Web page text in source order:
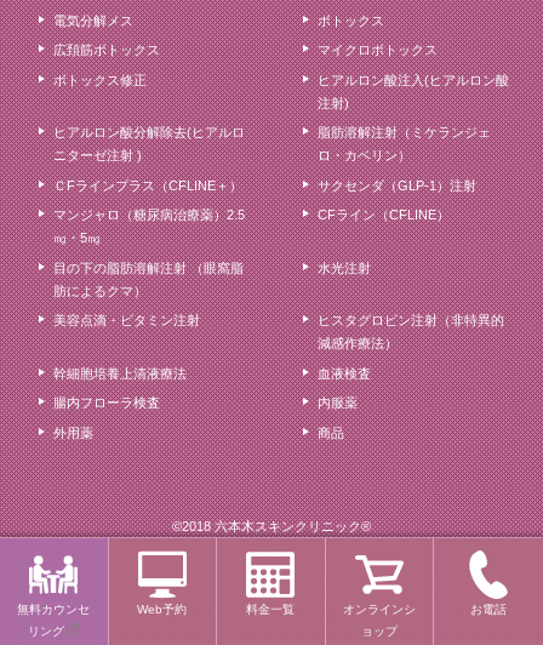
電気分解メス ボトックス
広頚筋ボトックス マイクロボトックス
ボトックス修正
ヒアルロン酸注入(ヒアルロン酸
注射)
ヒアルロン酸分解除去(ヒアルロ
ニターゼ注射 )
脂肪溶解注射（ミケランジェ
ロ・カベリン）
ＣFラインプラス（CFLINE＋） サクセンダ（GLP-1）注射
マンジャロ（糖尿病治療薬）2.5
㎎・5㎎
CFライン（CFLINE）
目の下の脂肪溶解注射 （眼窩脂
肪によるクマ）
水光注射
美容点滴・ビタミン注射
ヒスタグロビン注射（非特異的
減感作療法）
幹細胞培養上清液療法 血液検査
腸内フローラ検査 内服薬
外用薬 商品
©2018 六本木スキンクリニック®
無料カウンセ
リング
Web予約 料金一覧
オンラインシ
ョップ
お電話